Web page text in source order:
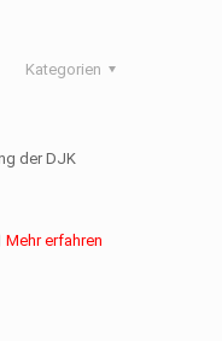
Kategorien
der DJK
Mehr erfahren